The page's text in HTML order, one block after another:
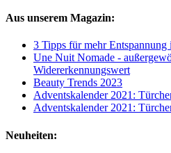
Aus unserem Magazin:
3 Tipps für mehr
Une Nuit Nomade -
Widererkennungswert
Beauty Trends 2023
Adventskalender 2021:
Adventskalender 2021:
Neuheiten: